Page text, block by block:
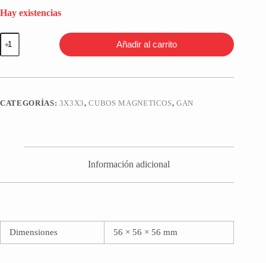
Hay existencias
GAN11
M
(Magnético)
Stickerless
Añadir al carrito
CATEGORÍAS: 3X3X3,CUBOS MAGNETICOS,GAN
Información adicional
Dimensiones 56 × 56 × 56 mm